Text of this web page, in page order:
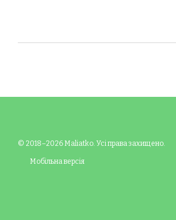
© 2018–2026 Maliatko. Усі права захищено.
Мобільна версія